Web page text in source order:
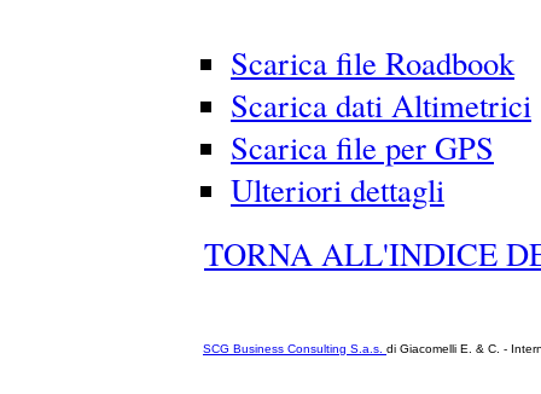
Scarica file Roadbook
Scarica dati Altimetrici
Scarica file per GPS
Ulteriori dettagli
TORNA ALL'INDICE
SCG Business Consulting S.a.s. di Giacomelli E. & C. -